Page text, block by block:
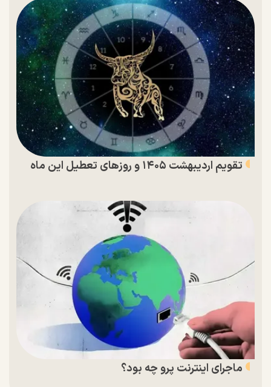
تقویم اردیبهشت ۱۴۰۵ و روز‌های تعطیل این ماه
ماجرای اینترنت پرو چه بود؟